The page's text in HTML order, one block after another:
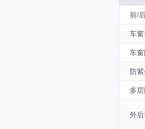
前/
车
车
防
多
外